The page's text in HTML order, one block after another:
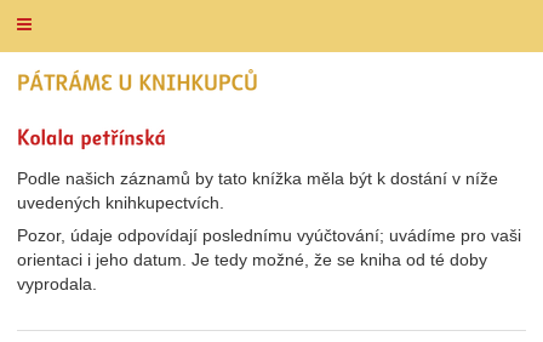
Podle našich záznamů by tato knížka měla být k dostání v níže
uvedených knihkupectvích.
Pozor, údaje odpovídají poslednímu vyúčtování; uvádíme pro vaši
orientaci i jeho datum. Je tedy možné, že se kniha od té doby
vyprodala.